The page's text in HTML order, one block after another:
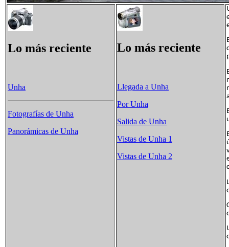
Lo más reciente
Unha
Fotografías de Unha
Panorámicas de Unha
Lo más reciente
Llegada a Unha
Por Unha
Salida de Unha
Vistas de Unha 1
Vistas de Unha 2